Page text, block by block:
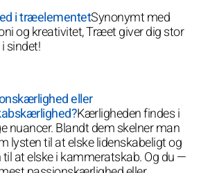
i træelementetSynonymt med
og kreativitet, Træet giver dig stor
sindet!
eller
Kærligheden findes i
nuancer. Blandt dem skelner man
lysten til at elske lidenskabeligt og
til at elske i kammeratskab. Og du —